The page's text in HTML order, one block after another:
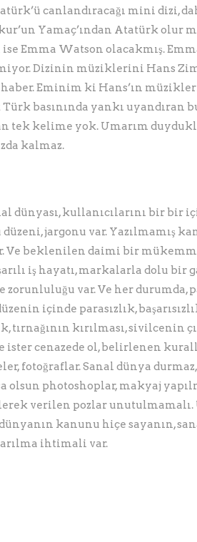
canlandıracağı mini dizi,
Yamaç’ından Atatürk olur
Emma Watson olacakmış.
Dizinin müziklerini Hans
Eminim ki Hans’ın
Türk basınında yankı uyandıran
tek kelime yok. Umarım
kalmaz.
dünyası, kullanıcılarını bir bir
jargonu var. Yazılmamış
Ve beklenilen daimi bir
iş hayatı, markalarla dolu bir
var. Ve her durumda,
içinde parasızlık,
tırnağının kırılması, sivilcenin
ister cenazede ol, belirlenen
fotoğraflar. Sanal dünya
olsun photoshoplar, makyaj
verilen pozlar unutulmamalı.
kanunu hiçe sayanın,
ihtimali var.